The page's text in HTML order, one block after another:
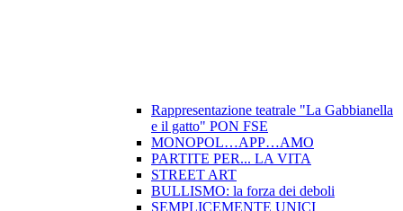
Rappresentazione teatrale "La Gabbianella
e il gatto" PON FSE
MONOPOL…APP…AMO
PARTITE PER... LA VITA
STREET ART
BULLISMO: la forza dei deboli
SEMPLICEMENTE UNICI